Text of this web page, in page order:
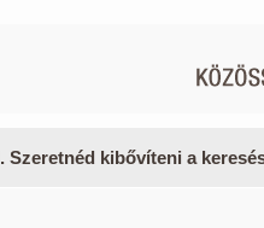
Szeretnéd kibővíteni a